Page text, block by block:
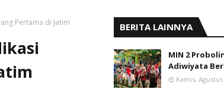
Pertama di Jatim BERITA LAINNYA
MIN 2
Adiwiyata
Kamis,